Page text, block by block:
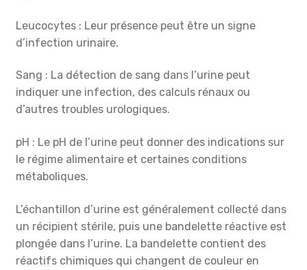
Leucocytes : Leur présence peut être un signe
d’infection urinaire.
Sang : La détection de sang dans l’urine peut
indiquer une infection, des calculs rénaux ou
d’autres troubles urologiques.
pH : Le pH de l’urine peut donner des indications sur
le régime alimentaire et certaines conditions
métaboliques.
L’échantillon d’urine est généralement collecté dans
un récipient stérile, puis une bandelette réactive est
plongée dans l’urine. La bandelette contient des
réactifs chimiques qui changent de couleur en